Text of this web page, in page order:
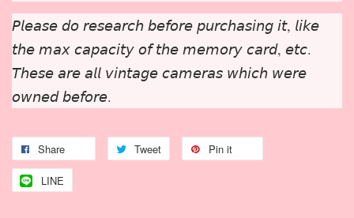
𝘗𝘭𝘦𝘢𝘴𝘦 𝘥𝘰 𝘳𝘦𝘴𝘦𝘢𝘳𝘤𝘩 𝘣𝘦𝘧𝘰𝘳𝘦 𝘱𝘶𝘳𝘤𝘩𝘢𝘴𝘪𝘯𝘨 𝘪𝘵, 𝘭𝘪𝘬𝘦
𝘵𝘩𝘦 𝘮𝘢𝘹 𝘤𝘢𝘱𝘢𝘤𝘪𝘵𝘺 𝘰𝘧 𝘵𝘩𝘦 𝘮𝘦𝘮𝘰𝘳𝘺 𝘤𝘢𝘳𝘥, 𝘦𝘵𝘤.
𝘛𝘩𝘦𝘴𝘦 𝘢𝘳𝘦 𝘢𝘭𝘭 𝘷𝘪𝘯𝘵𝘢𝘨𝘦 𝘤𝘢𝘮𝘦𝘳𝘢𝘴 𝘸𝘩𝘪𝘤𝘩 𝘸𝘦𝘳𝘦
𝘰𝘸𝘯𝘦𝘥 𝘣𝘦𝘧𝘰𝘳𝘦.
Share Tweet Pin it
LINE